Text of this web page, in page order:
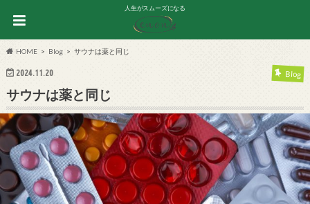
人生がスムーズになる
HOME Blog サウナは薬と同じ
2024.11.20 Blog
サウナは薬と同じ